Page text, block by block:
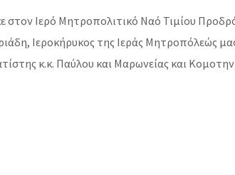
Ιερό Μητροπολιτικό Ναό Τιμίου
Ιεροκήρυκος της Ιεράς Μητροπόλεώς
κ.κ. Παύλου και Μαρωνείας και